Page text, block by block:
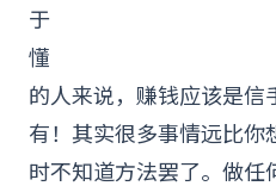
于
懂
的人来说，赚钱应该是信
有！其实很多事情远比
时不知道方法罢了。做任